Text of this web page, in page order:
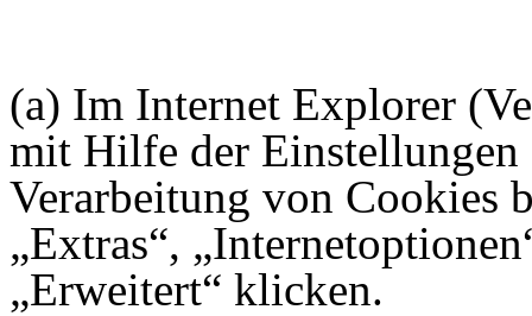
(a) Im Internet Explorer
mit Hilfe der Einstellungen
Verarbeitung von Cookies
„Extras“,
„Erweitert“ klicken.